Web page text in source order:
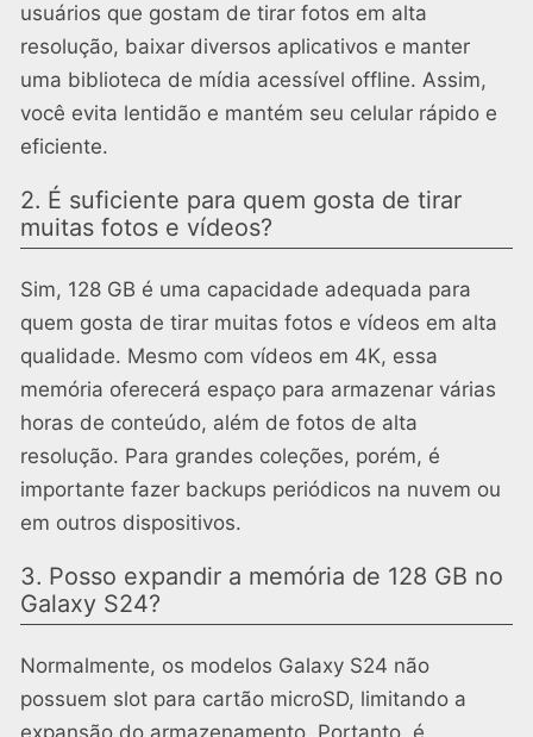
usuários que gostam de tirar fotos em alta
resolução, baixar diversos aplicativos e manter
uma biblioteca de mídia acessível offline. Assim,
você evita lentidão e mantém seu celular rápido e
eficiente.
2. É suficiente para quem gosta de tirar
muitas fotos e vídeos?
Sim, 128 GB é uma capacidade adequada para
quem gosta de tirar muitas fotos e vídeos em alta
qualidade. Mesmo com vídeos em 4K, essa
memória oferecerá espaço para armazenar várias
horas de conteúdo, além de fotos de alta
resolução. Para grandes coleções, porém, é
importante fazer backups periódicos na nuvem ou
em outros dispositivos.
3. Posso expandir a memória de 128 GB no
Galaxy S24?
Normalmente, os modelos Galaxy S24 não
possuem slot para cartão microSD, limitando a